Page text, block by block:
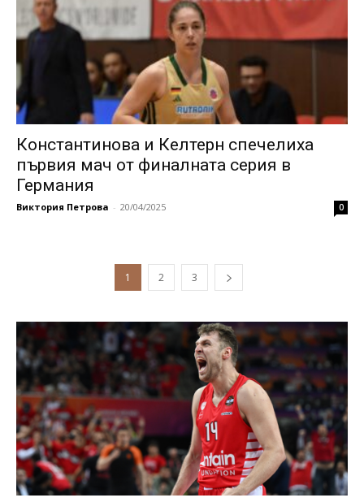
Константинова и Келтерн спечелиха
първия мач от финалната серия в
Германия
Виктория Петрова - 20/04/2025 0
1 2 3